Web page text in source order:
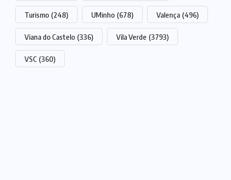
Turismo (248) UMinho (678) Valença (496)
Viana do Castelo (336) Vila Verde (3793)
VSC (360)